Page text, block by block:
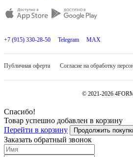
+7 (915) 330-28-50 Telegram MAX
Публичная оферта Согласие на обработку
© 2021-2026
Спасибо!
Товар успешно добавлен в корзину
Перейти в корзину
Продолжить
Заказать обратный звонок